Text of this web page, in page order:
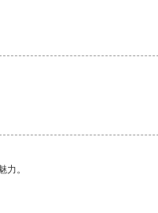
力。